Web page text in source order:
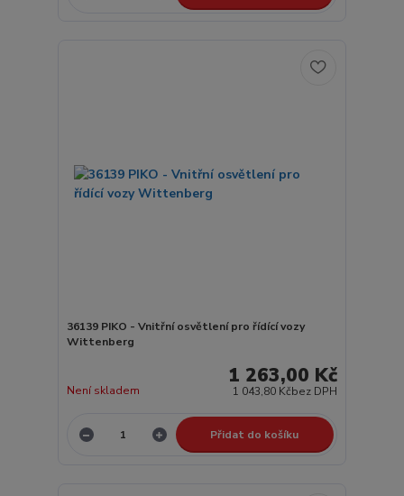
36139 PIKO - Vnitřní osvětlení pro řídící vozy
Wittenberg
1 263,00 Kč
1 043,80 Kčbez DPH
Není skladem
Přidat do košíku